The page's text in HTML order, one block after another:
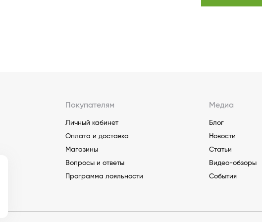
Покупателям
Личный кабинет
Оплата и доставка
Магазины
Вопросы и ответы
Программа лояльности
Медиа
Блог
Новости
Статьи
Видео-обзоры
События